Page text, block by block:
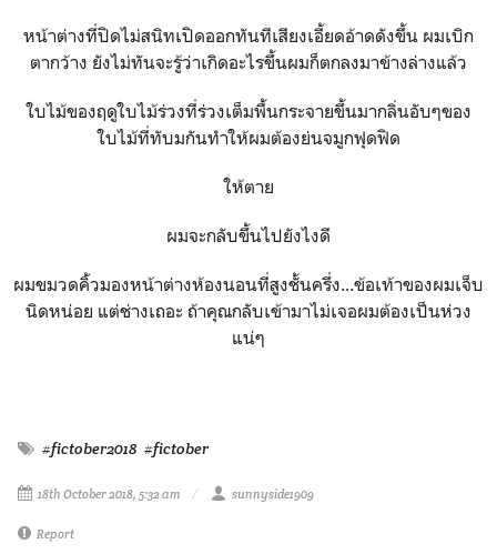
หน้าต่างที่ปิดไม่สนิทเปิดออกทันทีเสียงเอี้ยดอ้าดดังขึ้น ผมเบิก
ตากว้าง ยังไม่ทันจะรู้ว่าเกิดอะไรขึ้นผมก็ตกลงมาข้างล่างแล้ว
ใบไม้ของฤดูใบไม้ร่วงที่ร่วงเต็มพื้นกระจายขึ้นมากลิ่นอับๆของ
ใบไม้ที่ทับมกันทำให้ผมต้องย่นจมูกฟุดฟิด
ให้ตาย
ผมจะกลับขึ้นไปยังไงดี
ผมขมวดคิ้วมองหน้าต่างห้องนอนที่สูงชั้นครึ่ง...ข้อเท้าของผมเจ็บ
นิดหน่อย แต่ช่างเถอะ ถ้าคุณกลับเข้ามาไม่เจอผมต้องเป็นห่วง
แน่ๆ
#fictober2018 #fictober
18th October 2018, 5:32 am sunnyside1909
Report